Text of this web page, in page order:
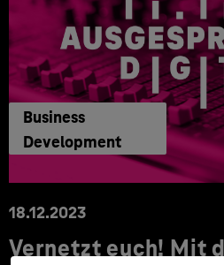
Business
Development
18.12.2023
Vernetzt euch! Mit